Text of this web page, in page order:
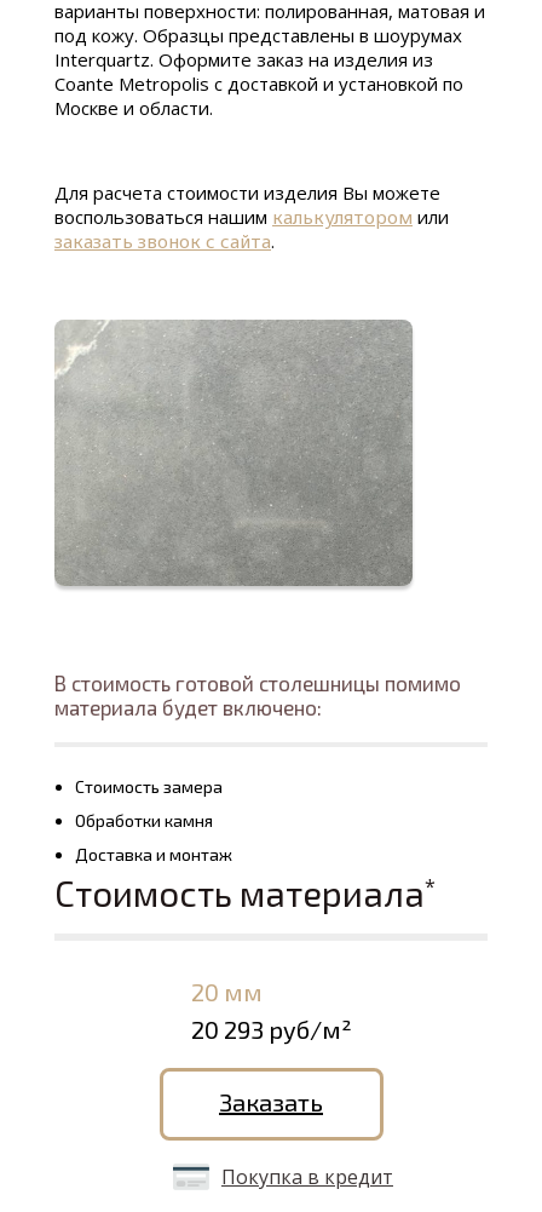
варианты поверхности: полированная, матовая и
под кожу. Образцы представлены в шоурумах
Interquartz. Оформите заказ на изделия из
Coante Metropolis с доставкой и установкой по
Москве и области.
Для расчета стоимости изделия Вы можете
воспользоваться нашим калькулятором или
заказать звонок с сайта.
В стоимость готовой столешницы помимо
материала будет включено:
Стоимость замера
Обработки камня
Доставка и монтаж
Стоимость материала*
20 мм
20 293 руб/м²
Заказать
Покупка в кредит